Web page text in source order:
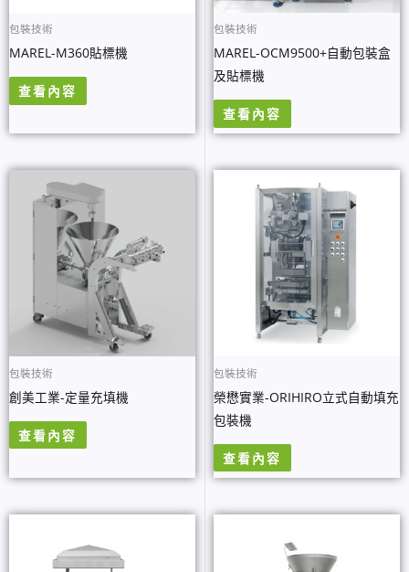
包裝技術
MAREL-M360貼標機
查看內容
包裝技術
MAREL-OCM9500+自動包裝盒
及貼標機
查看內容
包裝技術
創美工業-定量充填機
查看內容
包裝技術
榮懋實業-ORIHIRO立式自動填充
包裝機
查看內容